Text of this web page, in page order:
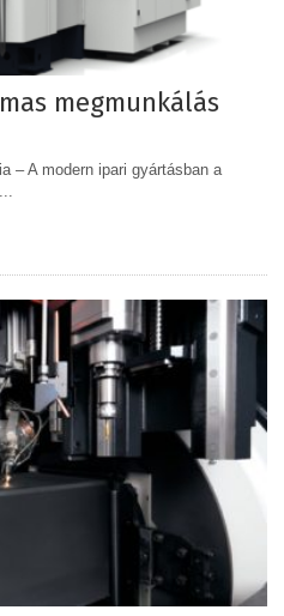
megmunkálás
– A modern ipari gyártásban a